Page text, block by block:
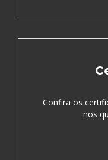
Confira os
nos